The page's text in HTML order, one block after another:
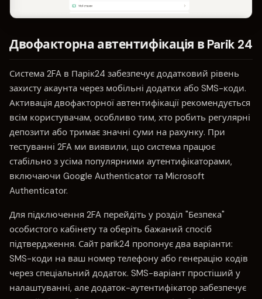
Двофакторна автентифікація в Parik 24
Система 2FA в Парік24 забезпечує додатковий рівень
захисту акаунта через мобільні додатки або SMS-коди.
Активація двофакторної автентифікації рекомендується
всім користувачам, особливо тим, хто робить регулярні
депозити або тримає значні суми на рахунку. При
тестуванні 2FA ми виявили, що система працює
стабільно з усіма популярними аутентифікаторами,
включаючи Google Authenticator та Microsoft
Authenticator.
Для підключення 2FA перейдіть у розділ "Безпека"
особистого кабінету та оберіть бажаний спосіб
підтвердження. Сайт parik24 пропонує два варіанти:
SMS-коди на ваш номер телефону або генерацію кодів
через спеціальний додаток. SMS-варіант простіший у
налаштуванні, але додаток-аутентифікатор забезпечує